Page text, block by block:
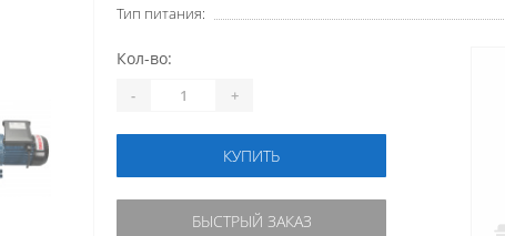
Тип питания:
Кол-во:
- +
КУПИТЬ
БЫСТРЫЙ ЗАКАЗ